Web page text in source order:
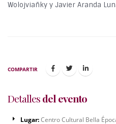
Wolojviañky y Javier Aranda
COMPARTIR
Detallesdel evento
Lugar:Centro Cultural Bella